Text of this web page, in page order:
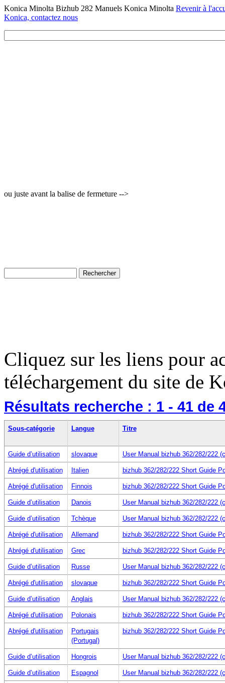
Konica Minolta Bizhub 282 Manuels Konica Minolta Revenir à
Konica, contactez nous
ou juste avant la balise de fermeture -->
Cliquez sur les liens pour
téléchargement du site de
Résultats recherche : 1 - 41 de
Sous-catégorie Langue Titre
Guide d’utilisation slovaque User Manual bizhub 362/282/222
Abrégé d'utilisation Italien bizhub 362/282/222 Short Guide
Abrégé d'utilisation Finnois bizhub 362/282/222 Short Guide
Guide d’utilisation Danois User Manual bizhub 362/282/222
Guide d’utilisation Tchèque User Manual bizhub 362/282/222
Abrégé d'utilisation Allemand bizhub 362/282/222 Short Guide
Abrégé d'utilisation Grec bizhub 362/282/222 Short Guide
Guide d’utilisation Russe User Manual bizhub 362/282/222
Abrégé d'utilisation slovaque bizhub 362/282/222 Short Guide
Guide d’utilisation Anglais User Manual bizhub 362/282/222
Abrégé d'utilisation Polonais bizhub 362/282/222 Short Guide
Abrégé d'utilisation
Portugais
(Portugal)
bizhub 362/282/222 Short Guide
Guide d’utilisation Hongrois User Manual bizhub 362/282/222
Guide d’utilisation Espagnol User Manual bizhub 362/282/222